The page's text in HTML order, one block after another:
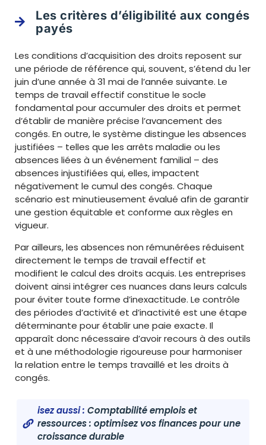
Les critères d’éligibilité aux congés
payés
Les conditions d’acquisition des droits reposent sur
une période de référence qui, souvent, s’étend du 1er
juin d’une année à 31 mai de l’année suivante. Le
temps de travail effectif constitue le socle
fondamental pour accumuler des droits et permet
d’établir de manière précise l’avancement des
congés. En outre, le système distingue les absences
justifiées – telles que les arrêts maladie ou les
absences liées à un événement familial – des
absences injustifiées qui, elles, impactent
négativement le cumul des congés. Chaque
scénario est minutieusement évalué afin de garantir
une gestion équitable et conforme aux règles en
vigueur.
Par ailleurs, les absences non rémunérées réduisent
directement le temps de travail effectif et
modifient le calcul des droits acquis. Les entreprises
doivent ainsi intégrer ces nuances dans leurs calculs
pour éviter toute forme d’inexactitude. Le contrôle
des périodes d’activité et d’inactivité est une étape
déterminante pour établir une paie exacte. Il
apparaît donc nécessaire d’avoir recours à des outils
et à une méthodologie rigoureuse pour harmoniser
la relation entre le temps travaillé et les droits à
congés.
isez aussi : Comptabilité emplois et
ressources : optimisez vos finances pour une
croissance durable